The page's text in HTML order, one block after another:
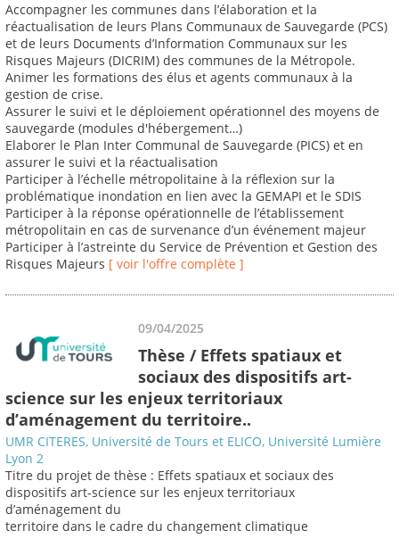
Accompagner les communes dans l’élaboration et la
réactualisation de leurs Plans Communaux de Sauvegarde (PCS)
et de leurs Documents d’Information Communaux sur les
Risques Majeurs (DICRIM) des communes de la Métropole.
Animer les formations des élus et agents communaux à la
gestion de crise.
Assurer le suivi et le déploiement opérationnel des moyens de
sauvegarde (modules d'hébergement…)
Elaborer le Plan Inter Communal de Sauvegarde (PICS) et en
assurer le suivi et la réactualisation
Participer à l’échelle métropolitaine à la réflexion sur la
problématique inondation en lien avec la GEMAPI et le SDIS
Participer à la réponse opérationnelle de l’établissement
métropolitain en cas de survenance d’un événement majeur
Participer à l’astreinte du Service de Prévention et Gestion des
Risques Majeurs [ voir l'offre complète ]
09/04/2025
Thèse / Effets spatiaux et
sociaux des dispositifs art-
science sur les enjeux territoriaux
d’aménagement du territoire..
UMR CITERES, Université de Tours et ELICO, Université Lumière
Lyon 2
Titre du projet de thèse : Effets spatiaux et sociaux des
dispositifs art-science sur les enjeux territoriaux
d’aménagement du
territoire dans le cadre du changement climatique